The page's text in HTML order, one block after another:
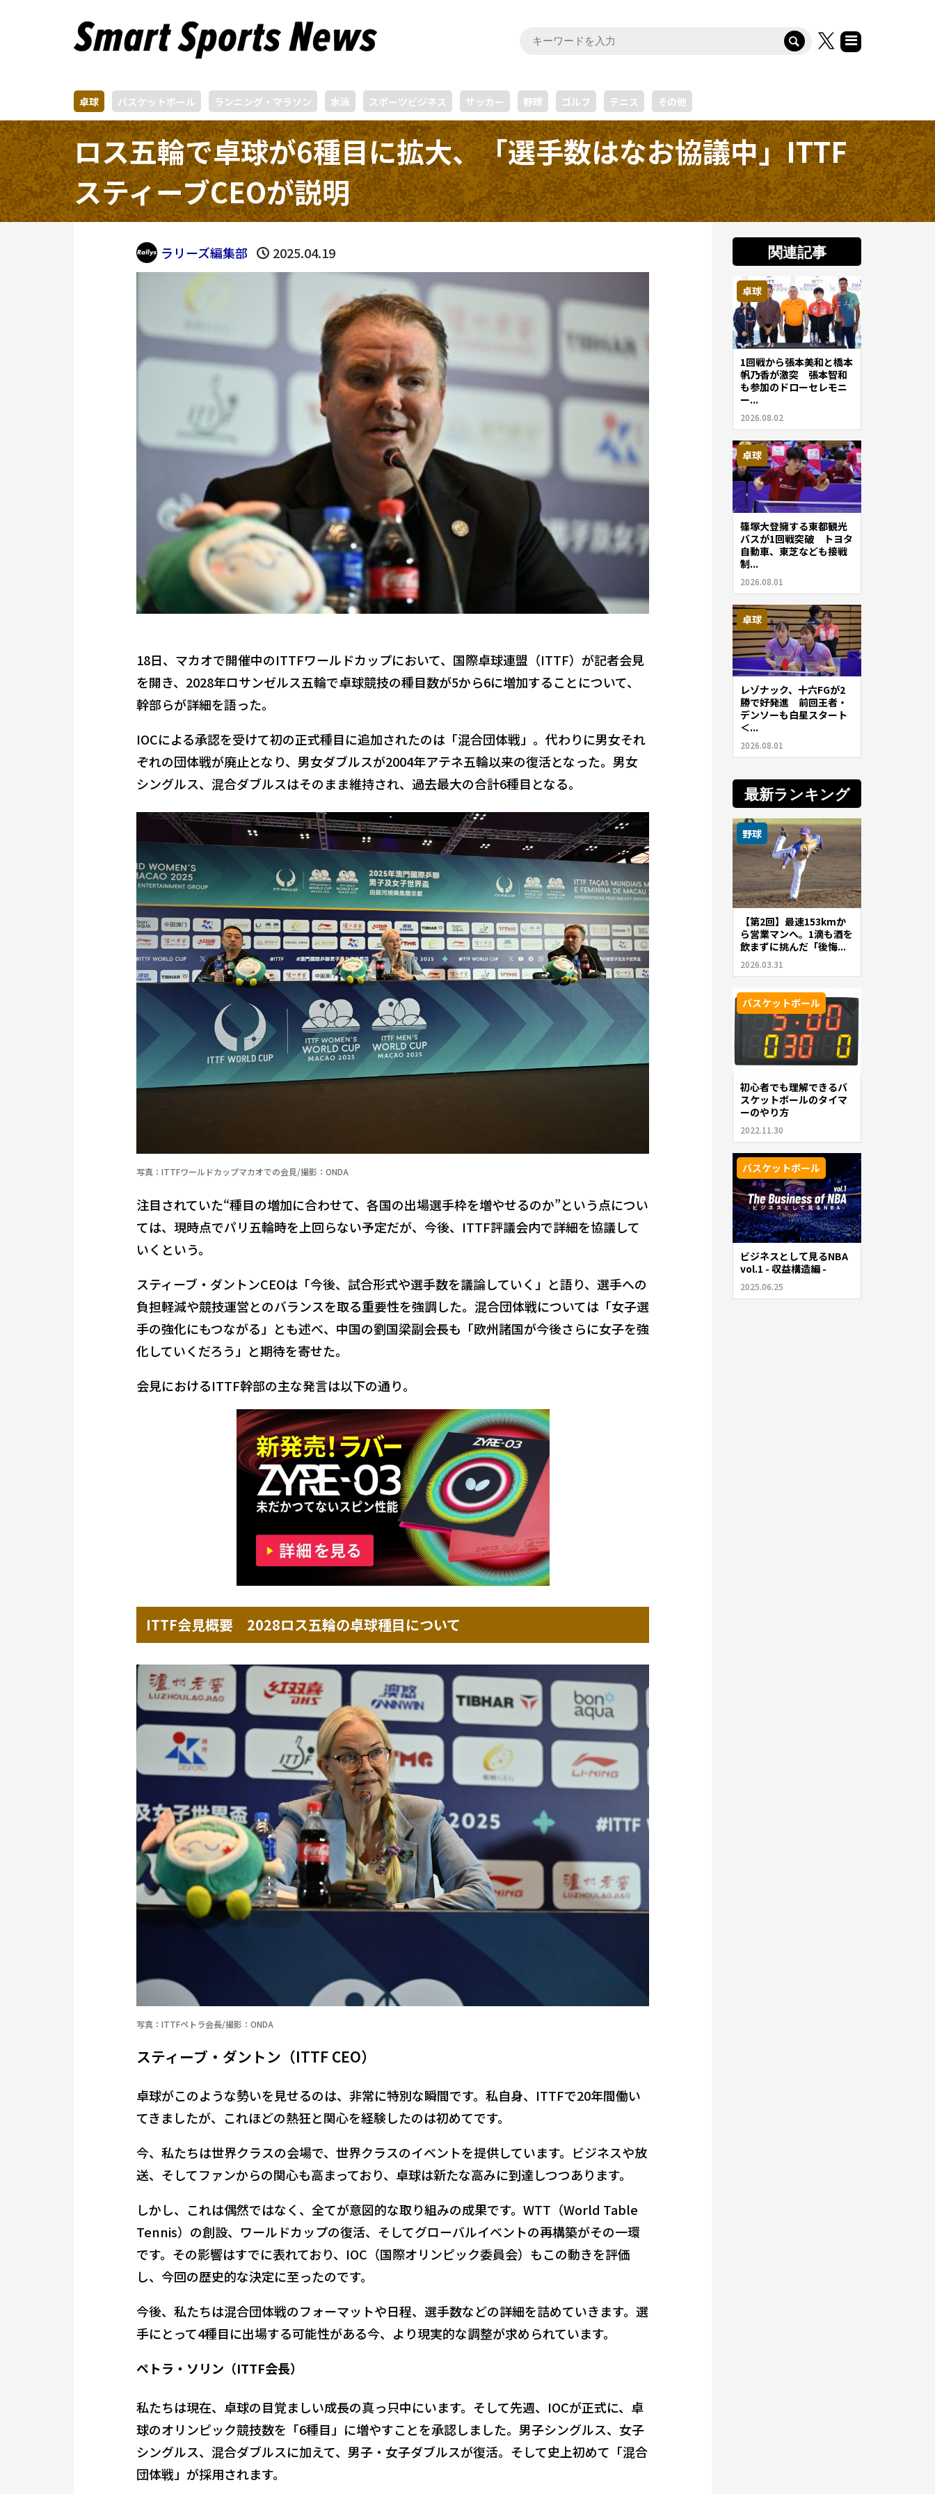
卓球 バスケットボール ランニング・マラソン 水泳 スポーツビジネス サッカー 野球 ゴルフ テニス その他
ロス五輪で卓球が6種目に拡大、「選手数はなお協議中」ITTF
スティーブCEOが説明
ラリーズ編集部 2025.04.19
18日、マカオで開催中のITTFワールドカップにおいて、国際卓球連盟（ITTF）が記者会見
を開き、2028年ロサンゼルス五輪で卓球競技の種目数が5から6に増加することについて、
幹部らが詳細を語った。
IOCによる承認を受けて初の正式種目に追加されたのは「混合団体戦」。代わりに男女それ
ぞれの団体戦が廃止となり、男女ダブルスが2004年アテネ五輪以来の復活となった。男女
シングルス、混合ダブルスはそのまま維持され、過去最大の合計6種目となる。
写真：ITTFワールドカップマカオでの会見/撮影：ONDA
注目されていた“種目の増加に合わせて、各国の出場選手枠を増やせるのか”という点につい
ては、現時点でパリ五輪時を上回らない予定だが、今後、ITTF評議会内で詳細を協議して
いくという。
スティーブ・ダントンCEOは「今後、試合形式や選手数を議論していく」と語り、選手への
負担軽減や競技運営とのバランスを取る重要性を強調した。混合団体戦については「女子選
手の強化にもつながる」とも述べ、中国の劉国梁副会長も「欧州諸国が今後さらに女子を強
化していくだろう」と期待を寄せた。
会見におけるITTF幹部の主な発言は以下の通り。
ITTF会見概要 2028ロス五輪の卓球種目について
写真：ITTFペトラ会長/撮影：ONDA
スティーブ・ダントン（ITTF CEO）
卓球がこのような勢いを見せるのは、非常に特別な瞬間です。私自身、ITTFで20年間働い
てきましたが、これほどの熱狂と関心を経験したのは初めてです。
今、私たちは世界クラスの会場で、世界クラスのイベントを提供しています。ビジネスや放
送、そしてファンからの関心も高まっており、卓球は新たな高みに到達しつつあります。
しかし、これは偶然ではなく、全てが意図的な取り組みの成果です。WTT（World Table
Tennis）の創設、ワールドカップの復活、そしてグローバルイベントの再構築がその一環
です。その影響はすでに表れており、IOC（国際オリンピック委員会）もこの動きを評価
し、今回の歴史的な決定に至ったのです。
今後、私たちは混合団体戦のフォーマットや日程、選手数などの詳細を詰めていきます。選
手にとって4種目に出場する可能性がある今、より現実的な調整が求められています。
ペトラ・ソリン（ITTF会長）
私たちは現在、卓球の目覚ましい成長の真っ只中にいます。そして先週、IOCが正式に、卓
球のオリンピック競技数を「6種目」に増やすことを承認しました。男子シングルス、女子
シングルス、混合ダブルスに加えて、男子・女子ダブルスが復活。そして史上初めて「混合
団体戦」が採用されます。
関連記事
卓球
1回戦から張本美和と橋本
帆乃香が激突 張本智和
も参加のドローセレモニ
ー...
2026.08.02
卓球
篠塚大登擁する東都観光
バスが1回戦突破 トヨタ
自動車、東芝なども接戦
制...
2026.08.01
卓球
レゾナック、十六FGが2
勝で好発進 前回王者・
デンソーも白星スタート
＜...
2026.08.01
最新ランキング
野球
【第2回】最速153kmか
ら営業マンへ。1滴も酒を
飲まずに挑んだ「後悔...
2026.03.31
バスケットボール
初心者でも理解できるバ
スケットボールのタイマ
ーのやり方
2022.11.30
バスケットボール
ビジネスとして見るNBA
vol.1 - 収益構造編 -
2025.06.25